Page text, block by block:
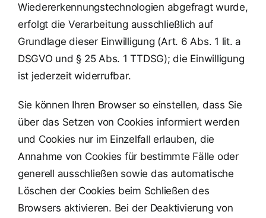
Wiedererkennungstechnologien abgefragt wurde,
erfolgt die Verarbeitung ausschließlich auf
Grundlage dieser Einwilligung (Art. 6 Abs. 1 lit. a
DSGVO und § 25 Abs. 1 TTDSG); die Einwilligung
ist jederzeit widerrufbar.
Sie können Ihren Browser so einstellen, dass Sie
über das Setzen von Cookies informiert werden
und Cookies nur im Einzelfall erlauben, die
Annahme von Cookies für bestimmte Fälle oder
generell ausschließen sowie das automatische
Löschen der Cookies beim Schließen des
Browsers aktivieren. Bei der Deaktivierung von